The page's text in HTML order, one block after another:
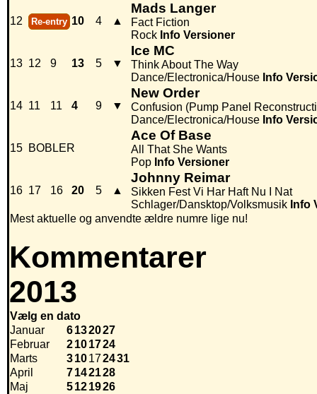
12 Re-entry 10 4 ▲
Mads Langer
Fact Fiction
Rock Info Versioner
13 12 9 13 5 ▼
Ice MC
Think About The Way
Dance/Electronica/House Info
14 11 11 4 9 ▼
New Order
Confusion (Pump Panel
Dance/Electronica/House Info
15 BOBLER
Ace Of Base
All That She Wants
Pop Info Versioner
16 17 16 20 5 ▲
Johnny Reimar
Sikken Fest Vi Har Haft Nu I Nat
Schlager/Dansktop/Volksmusik Info
Mest aktuelle og anvendte ældre numre lige nu!
Kommentarer
2013
Vælg en dato
Januar
6132027
Februar
2101724
Marts
310172431
April
7142128
Maj
5121926